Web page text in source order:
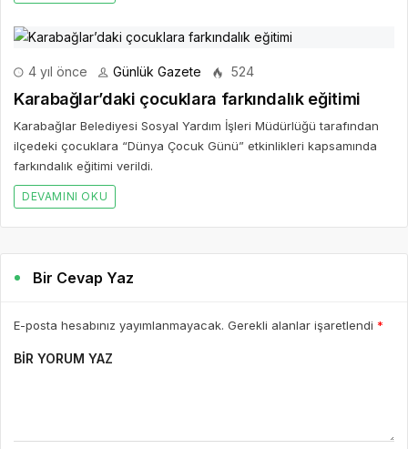
4 yıl önce Günlük Gazete 524
Karabağlar’daki çocuklara farkındalık eğitimi
Karabağlar Belediyesi Sosyal Yardım İşleri Müdürlüğü tarafından
ilçedeki çocuklara “Dünya Çocuk Günü” etkinlikleri kapsamında
farkındalık eğitimi verildi.
DEVAMINI OKU
Bir Cevap Yaz
E-posta hesabınız yayımlanmayacak. Gerekli alanlar işaretlendi *
BIR YORUM YAZ